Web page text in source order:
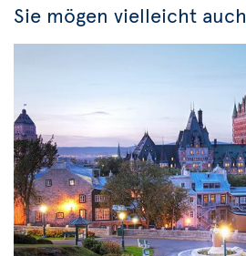
Sie mögen vielleicht auch